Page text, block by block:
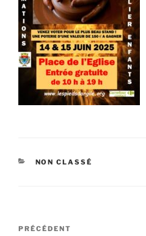
CATÉGORIES
NON CLASSÉ
Navigation
Article
PRÉCÉDENT